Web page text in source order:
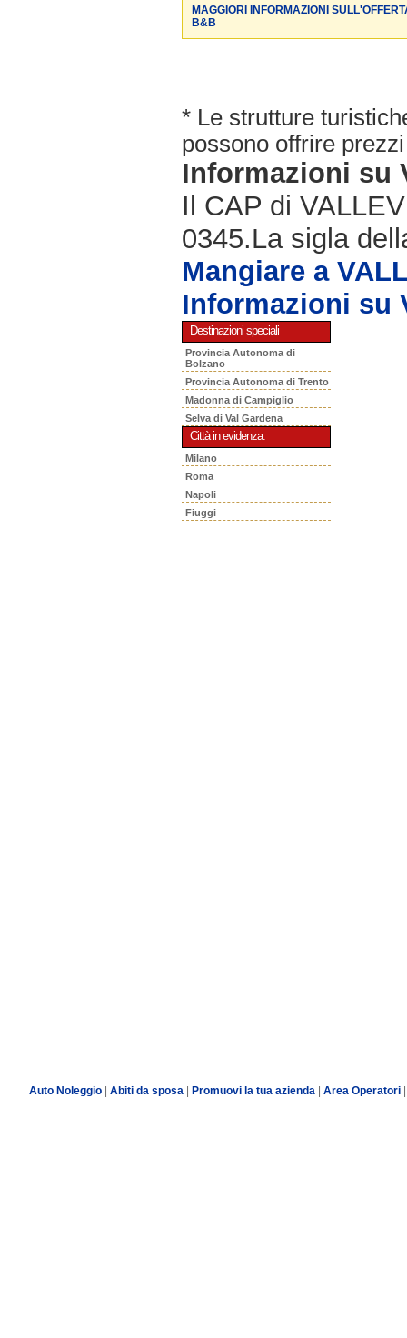
MAGGIORI INFORMAZIONI
B&B
* Le strutture
possono offrire
Informazioni su
Il CAP di
0345.La sigla
Mangiare a
Informazioni su
Destinazioni speciali
Provincia Autonoma di
Bolzano
Provincia Autonoma di Trento
Madonna di Campiglio
Selva di Val Gardena
Città in evidenza.
Milano
Roma
Napoli
Fiuggi
Auto Noleggio| Abiti da sposa| Promuovi la tua azienda Area Operatori